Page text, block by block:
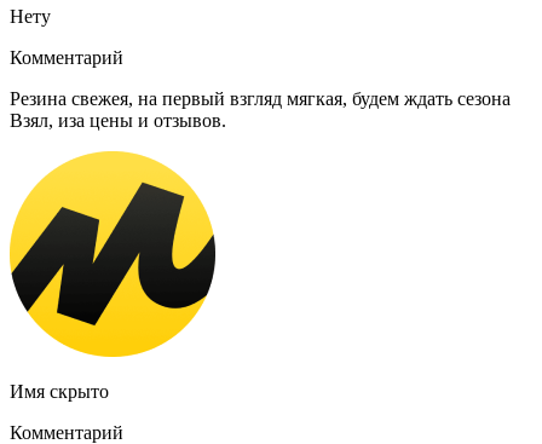
Нету
Комментарий
Резина свежея, на первый взгляд мягкая, будем ждать сезона
Взял, иза цены и отзывов.
Имя скрыто
Комментарий